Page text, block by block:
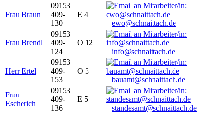
Frau Braun
09153
409-
130
E 4
ewo@schnaittach.de
Frau Brendl
09153
409-
124
O 12
info@schnaittach.de
Herr Ertel
09153
409-
153
O 3
bauamt@schnaittach.de
Frau
Escherich
09153
409-
136
E 5
standesamt@schnaittach.de